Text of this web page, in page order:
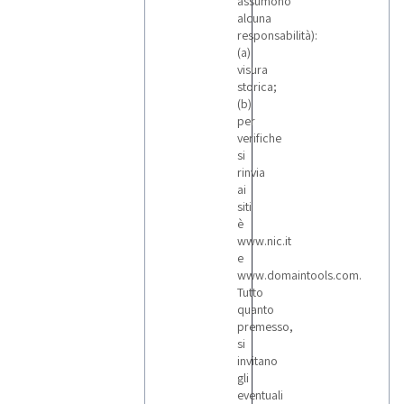
alcuna
responsabilità):
(a)
visura
storica;
(b)
per
verifiche
si
rinvia
ai
siti
è
www.nic.it
e
www.domaintools.com.
Tutto
quanto
premesso,
si
invitano
gli
eventuali